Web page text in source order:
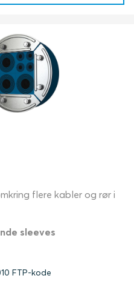
flere kabler og rør i
sleeves
FTP-kode